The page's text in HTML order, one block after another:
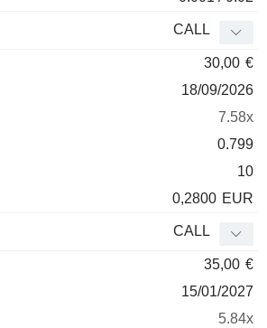
CALL
30,00 €
18/09/2026
7.58x
0.799
10
0,2800 EUR
CALL
35,00 €
15/01/2027
5.84x